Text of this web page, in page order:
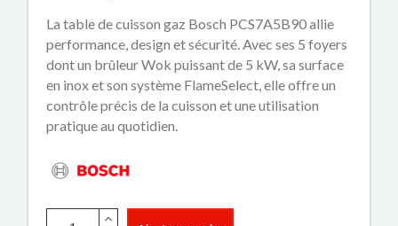
La table de cuisson gaz Bosch PCS7A5B90 allie
performance, design et sécurité. Avec ses 5 foyers
dont un brûleur Wok puissant de 5 kW, sa surface
en inox et son système FlameSelect, elle offre un
contrôle précis de la cuisson et une utilisation
pratique au quotidien.